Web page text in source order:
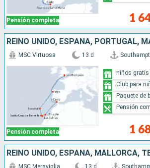
Pensión completa 1
Pensión completa
MSC Virtuosa 13 d
1
niños
Club para
Paquete de
Pensión